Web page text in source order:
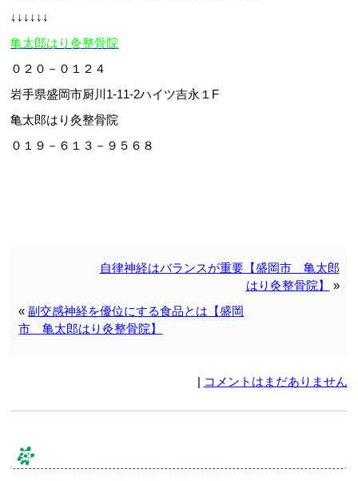
↓↓↓↓↓↓
亀太郎はり灸整骨院
０２０－０１２４
岩手県盛岡市厨川1-11-2ハイツ吉永１F
亀太郎はり灸整骨院
０１９－６１３－９５６８
自律神経はバランスが重要【盛岡市 亀太郎
はり灸整骨院】
»
«副交感神経を優位にする食品とは【盛岡
市 亀太郎はり灸整骨院】
| コメントはまだありません
コメント & トラックバック